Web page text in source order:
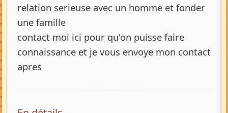
relation serieuse avec un homme et fonder
une famille
contact moi ici pour qu'on puisse faire
connaissance et je vous envoye mon contact
apres